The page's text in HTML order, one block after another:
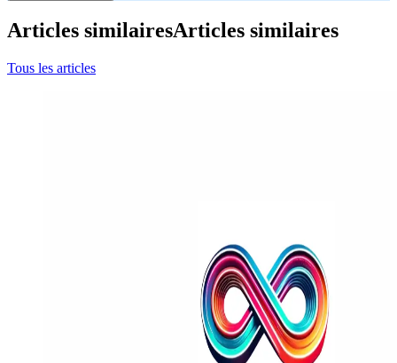
Articles similairesArticles similaires
Tous les articles